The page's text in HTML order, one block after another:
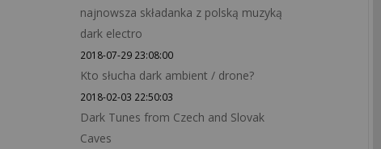
najnowsza składanka z polską muzyką
dark electro
2018-07-29 23:08:00
Kto słucha dark ambient / drone?
2018-02-03 22:50:03
Dark Tunes from Czech and Slovak
Caves